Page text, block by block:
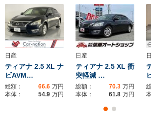
日産
ティアナ 2.5 XL ナ
ビAVM…
総額： 66.6 万円
本体：
54.9 万円
日産
ティアナ 2.5 XL 衝
突軽減 …
総額： 70.3 万円
本体：
61.8 万円